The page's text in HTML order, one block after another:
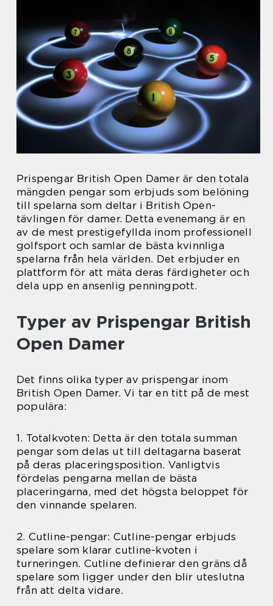
Prispengar British Open Damer är den totala
mängden pengar som erbjuds som belöning
till spelarna som deltar i British Open-
tävlingen för damer. Detta evenemang är en
av de mest prestigefyllda inom professionell
golfsport och samlar de bästa kvinnliga
spelarna från hela världen. Det erbjuder en
plattform för att mäta deras färdigheter och
dela upp en ansenlig penningpott.
Typer av Prispengar British
Open Damer
Det finns olika typer av prispengar inom
British Open Damer. Vi tar en titt på de mest
populära:
1. Totalkvoten: Detta är den totala summan
pengar som delas ut till deltagarna baserat
på deras placeringsposition. Vanligtvis
fördelas pengarna mellan de bästa
placeringarna, med det högsta beloppet för
den vinnande spelaren.
2. Cutline-pengar: Cutline-pengar erbjuds
spelare som klarar cutline-kvoten i
turneringen. Cutline definierar den gräns då
spelare som ligger under den blir uteslutna
från att delta vidare.